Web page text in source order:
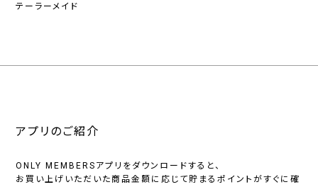
テーラーメイド
アプリのご紹介
ONLY MEMBERSアプリをダウンロードすると、
お買い上げいただいた商品金額に応じて貯まるポイントがすぐに確